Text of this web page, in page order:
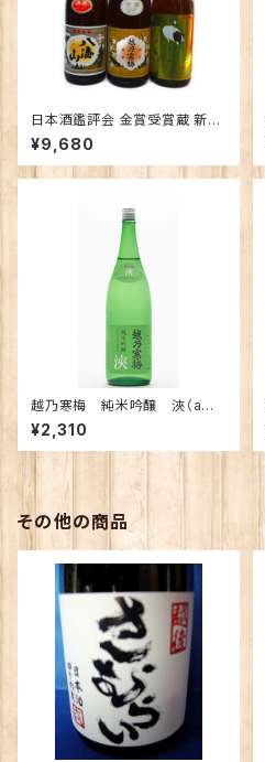
日本酒鑑評会 金賞受賞蔵 新潟
の地酒飲み比べセット1800ｍｌ
×3本 （越乃寒梅 八海山 越の
鶴）
¥9,680
越乃寒梅 純米吟醸 浹（ama
ne) あまね 720ｍｌ【化粧
箱入り】
¥2,310
その他の商品